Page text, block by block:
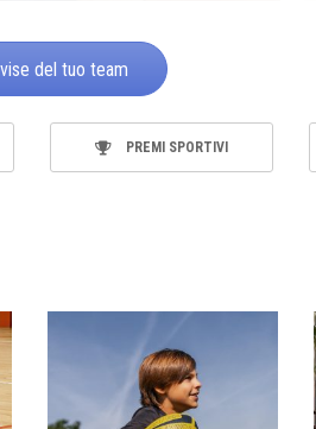
del tuo team
PREMI SPORTIVI